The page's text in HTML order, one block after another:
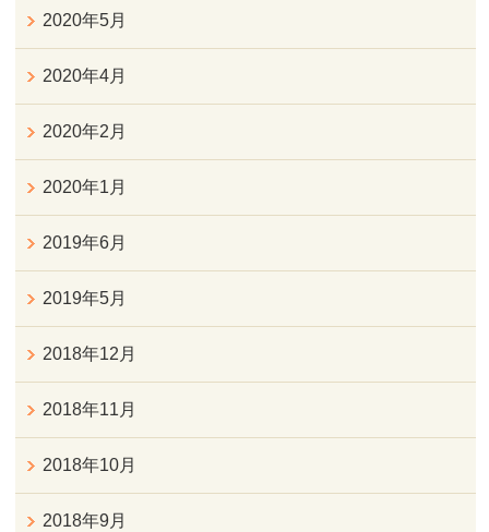
2020年5月
2020年4月
2020年2月
2020年1月
2019年6月
2019年5月
2018年12月
2018年11月
2018年10月
2018年9月